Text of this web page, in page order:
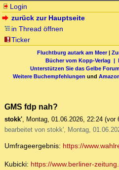
Login
zurück zur Hauptseite
in Thread öffnen
Ticker
Fluchtburg autark am Meer|
Bücher vom Kopp-Verlag |
Unterstützen Sie das Gelbe
Weitere Buchempfehlungen und
GMS fdp nah?
stokk', Montag, 01.06.2026, 22:24 (vor
bearbeitet von stokk', Montag,
Umfrageergebnis: https://
Kubicki: https://www.berliner-